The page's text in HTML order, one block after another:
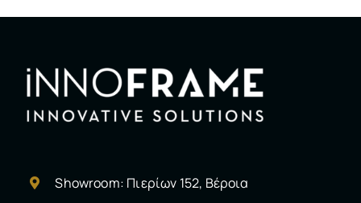
Showroom: Πιερίων 152, Βέροια